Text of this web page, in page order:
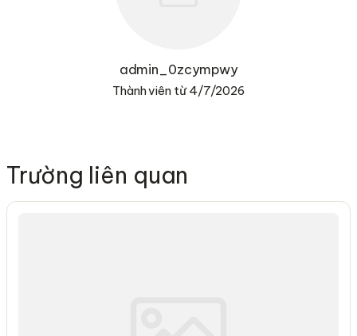
admin_0zcympwy
Thành viên từ 4/7/2026
Trường liên quan